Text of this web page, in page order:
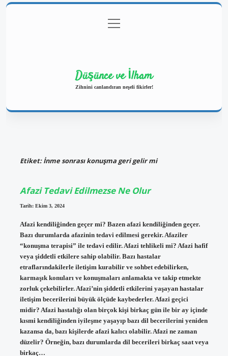
Gizlilik Politikası
menüyü
aç
Düşünce ve İlham
Zihnini canlandıran neşeli fikirler!
Etiket:İnme sonrası konuşma geri gelir mi
Afazi Tedavi Edilmezse Ne Olur
Tarih: Ekim 3, 2024
Afazi kendiliğinden geçer mi? Bazen afazi kendiliğinden geçer.
Bazı durumlarda afazinin tedavi edilmesi gerekir. Afaziler
“konuşma terapisi” ile tedavi edilir. Afazi tehlikeli mi? Afazi hafif
veya şiddetli etkilere sahip olabilir. Bazı hastalar
etraflarındakilerle iletişim kurabilir ve sohbet edebilirken,
karmaşık konuları ve konuşmaları anlamakta ve takip etmekte
zorluk çekebilirler. Afazi’nin şiddetli etkilerini yaşayan hastalar
iletişim becerilerini büyük ölçüde kaybederler. Afazi geçici
midir? Afazi hastalığı olan birçok kişi birkaç gün ile bir ay içinde
kısmi kendiliğinden iyileşme yaşayıp bazı dil becerilerini yeniden
kazansa da, bazı kişilerde afazi kalıcı olabilir. Afazi ne zaman
düzelir? Örneğin, bazı durumlarda dil becerileri birkaç saat veya
birkaç…